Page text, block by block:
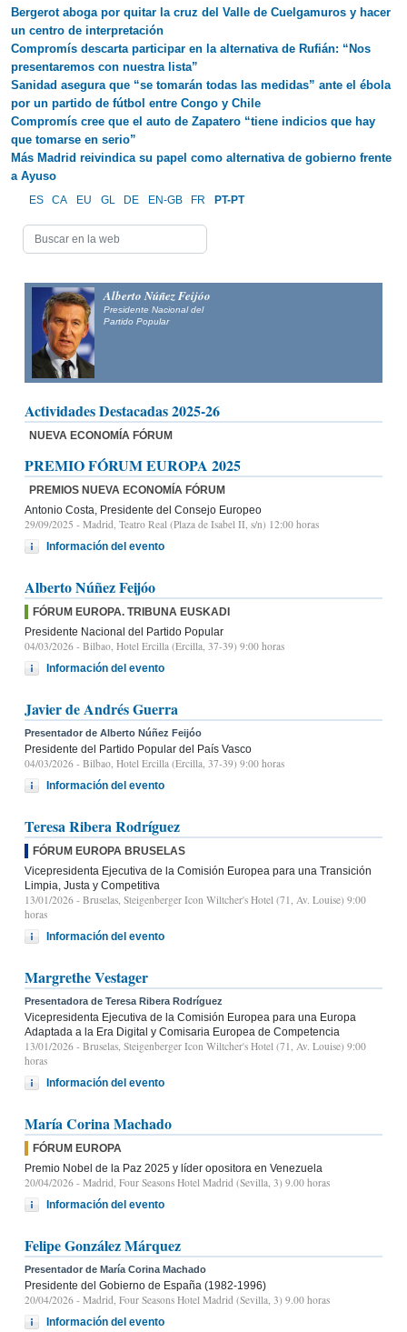
Bergerot aboga por quitar la cruz del Valle de Cuelgamuros y hacer
un centro de interpretación
Compromís descarta participar en la alternativa de Rufián: “Nos
presentaremos con nuestra lista”
Sanidad asegura que “se tomarán todas las medidas” ante el ébola
por un partido de fútbol entre Congo y Chile
Compromís cree que el auto de Zapatero “tiene indicios que hay
que tomarse en serio”
Más Madrid reivindica su papel como alternativa de gobierno frente
a Ayuso
ES CA EU GL DE EN-GB FR PT-PT
Alberto Núñez Feijóo
Presidente Nacional del
Partido Popular
Actividades Destacadas 2025-26
NUEVA ECONOMÍA FÓRUM
PREMIO FÓRUM EUROPA 2025
PREMIOS NUEVA ECONOMÍA FÓRUM
Antonio Costa, Presidente del Consejo Europeo
29/09/2025 - Madrid, Teatro Real (Plaza de Isabel II, s/n) 12:00 horas
Información del evento
Alberto Núñez Feijóo
FÓRUM EUROPA. TRIBUNA EUSKADI
Presidente Nacional del Partido Popular
04/03/2026 - Bilbao, Hotel Ercilla (Ercilla, 37-39) 9:00 horas
Información del evento
Javier de Andrés Guerra
Presentador de Alberto Núñez Feijóo
Presidente del Partido Popular del País Vasco
04/03/2026 - Bilbao, Hotel Ercilla (Ercilla, 37-39) 9:00 horas
Información del evento
Teresa Ribera Rodríguez
FÓRUM EUROPA BRUSELAS
Vicepresidenta Ejecutiva de la Comisión Europea para una Transición
Limpia, Justa y Competitiva
13/01/2026 - Bruselas, Steigenberger Icon Wiltcher's Hotel (71, Av. Louise) 9:00
horas
Información del evento
Margrethe Vestager
Presentadora de Teresa Ribera Rodríguez
Vicepresidenta Ejecutiva de la Comisión Europea para una Europa
Adaptada a la Era Digital y Comisaria Europea de Competencia
13/01/2026 - Bruselas, Steigenberger Icon Wiltcher's Hotel (71, Av. Louise) 9:00
horas
Información del evento
María Corina Machado
FÓRUM EUROPA
Premio Nobel de la Paz 2025 y líder opositora en Venezuela
20/04/2026 - Madrid, Four Seasons Hotel Madrid (Sevilla, 3) 9.00 horas
Información del evento
Felipe González Márquez
Presentador de María Corina Machado
Presidente del Gobierno de España (1982-1996)
20/04/2026 - Madrid, Four Seasons Hotel Madrid (Sevilla, 3) 9.00 horas
Información del evento